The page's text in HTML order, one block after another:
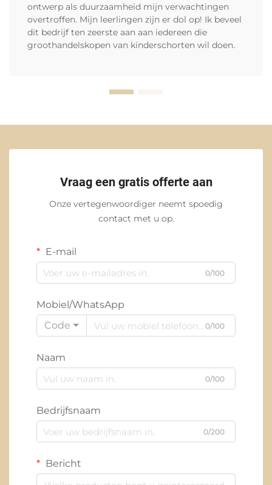
ontwerp als duurzaamheid mijn verwachtingen
overtroffen. Mijn leerlingen zijn er dol op! Ik beveel
dit bedrijf ten zeerste aan aan iedereen die
groothandelskopen van kinderschorten wil doen.
Vraag een gratis offerte aan
Onze vertegenwoordiger neemt spoedig
contact met u op.
E-mail
0/100
Mobiel/WhatsApp
Code
0/100
Naam
0/100
Bedrijfsnaam
0/200
Bericht